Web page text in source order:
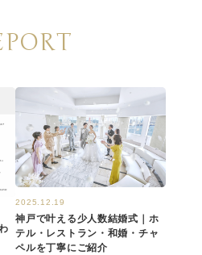
2025.12.19
神戸で叶える少人数結婚式｜ホ
テル・レストラン・和婚・チャ
ペルを丁寧にご紹介